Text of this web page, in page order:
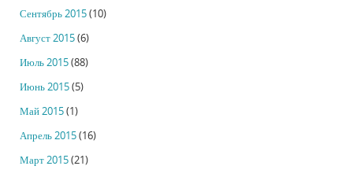
Сентябрь 2015(10)
Август 2015(6)
Июль 2015(88)
Июнь 2015(5)
Май 2015(1)
Апрель 2015(16)
Март 2015(21)